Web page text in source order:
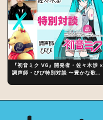
『初音ミク V6』開発者・佐々木渉 ×
調声師・びび特別対談 〜豊かな歌声